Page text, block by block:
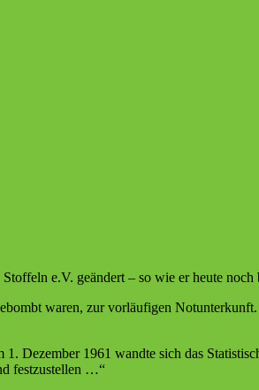
e.V. geändert – so wie er heute noch
waren, zur vorläufigen
Dezember 1961 wandte sich das
festzustellen …“